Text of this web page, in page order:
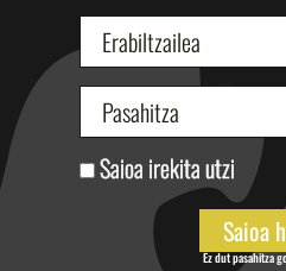
Saioa irekita utzi
Ez dut pasahitza